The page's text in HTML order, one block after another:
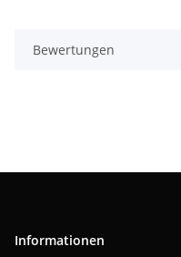
Bewertungen
Informationen